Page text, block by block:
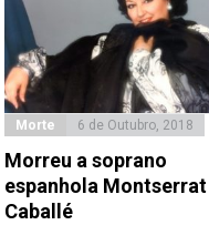
Morte 6 de Outubro, 2018
Morreu a soprano
espanhola Montserrat
Caballé